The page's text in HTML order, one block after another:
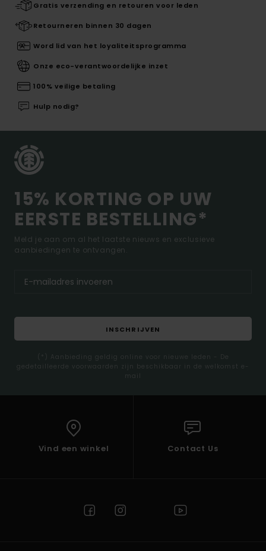
Gratis verzending en retouren voor leden
Retourneren binnen 30 dagen
Word lid van het loyaliteitsprogramma
Onze eco-verantwoordelijke inzet
100% veilige betaling
Hulp nodig?
15% KORTING OP UW
EERSTE BESTELLING*
Meld je aan om al het laatste nieuws en exclusieve
aanbiedingen te ontvangen.
INSCHRIJVEN
(*) Aanbieding geldig online voor nieuwe leden - De
gedetailleerde voorwaarden zijn beschikbaar in de welkomst e-
mail
Vind een winkel Contact Us